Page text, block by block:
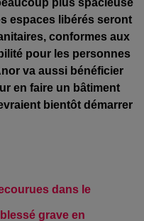
espaces libérés seront
conformes aux
pour les personnes
va aussi bénéficier
en faire un bâtiment
bientôt démarrer
dans le
grave en